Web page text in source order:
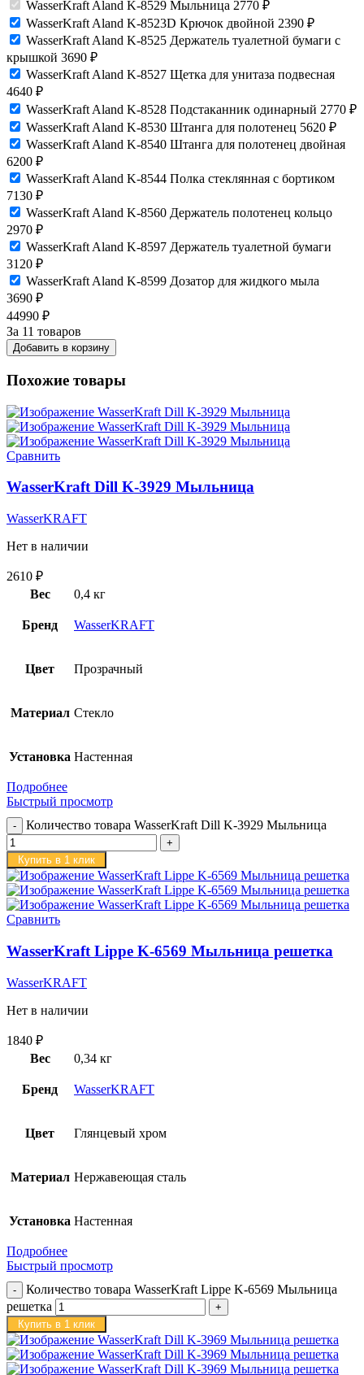
WasserKraft Aland K-8529 Мыльница 2770 ₽
WasserKraft Aland K-8523D Крючок двойной 2390 ₽
WasserKraft Aland K-8525 Держатель туалетной бумаги с
крышкой 3690 ₽
WasserKraft Aland K-8527 Щетка для унитаза подвесная
4640 ₽
WasserKraft Aland K-8528 Подстаканник одинарный 2770 ₽
WasserKraft Aland K-8530 Штанга для полотенец 5620 ₽
WasserKraft Aland K-8540 Штанга для полотенец двойная
6200 ₽
WasserKraft Aland K-8544 Полка стеклянная с бортиком
7130 ₽
WasserKraft Aland K-8560 Держатель полотенец кольцо
2970 ₽
WasserKraft Aland K-8597 Держатель туалетной бумаги
3120 ₽
WasserKraft Aland K-8599 Дозатор для жидкого мыла
3690 ₽
44990 ₽
За 11 товаров
Добавить в корзину
Похожие товары
Сравнить
WasserKraft Dill K-3929 Мыльница
WasserKRAFT
Нет в наличии
2610 ₽
Вес
0,4 кг
Бренд WasserKRAFT
Цвет Прозрачный
Материал Стекло
Установка Настенная
Подробнее
Быстрый просмотр
Количество товара WasserKraft Dill K-3929 Мыльница
Купить в 1 клик
Сравнить
WasserKraft Lippe K-6569 Мыльница решетка
WasserKRAFT
Нет в наличии
1840 ₽
Вес
0,34 кг
Бренд WasserKRAFT
Цвет Глянцевый хром
Материал Нержавеющая сталь
Установка Настенная
Подробнее
Быстрый просмотр
Количество товара WasserKraft Lippe K-6569 Мыльница
решетка
Купить в 1 клик